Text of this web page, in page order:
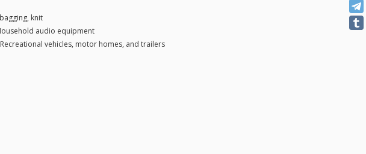
knit
audio equipment
Recreational vehicles, motor homes, and trailers